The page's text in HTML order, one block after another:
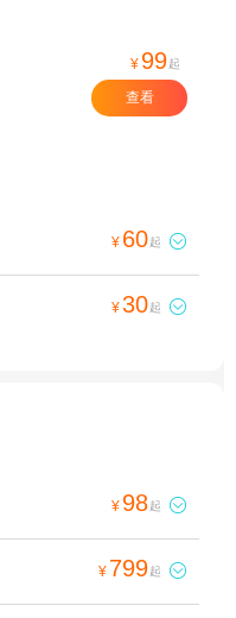
¥ 99起
查看
¥ 60起 
¥30起 
¥ 98起 
¥ 799起 